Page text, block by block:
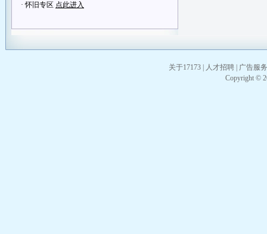
· 怀旧专区 点此进入
关于17173 人才招聘
广告服务
Copyright ©